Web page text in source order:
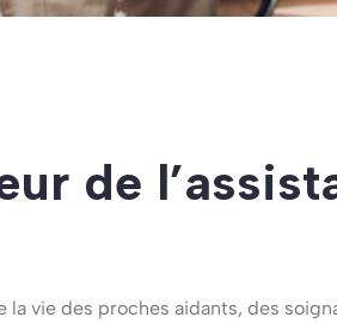
de
la vie des proches aidants, des